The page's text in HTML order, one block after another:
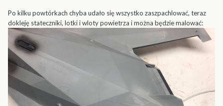
Po kilku powtórkach chyba udało się wszystko zaszpachlować, teraz
dokleję stateczniki, lotki i wloty powietrza i można będzie malować: